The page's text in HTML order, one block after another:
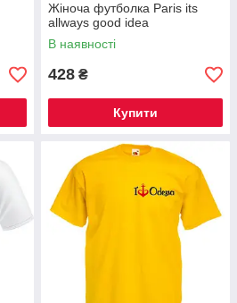
Жіноча футболка Paris its
allways good idea
В наявності
428 ₴
Купити